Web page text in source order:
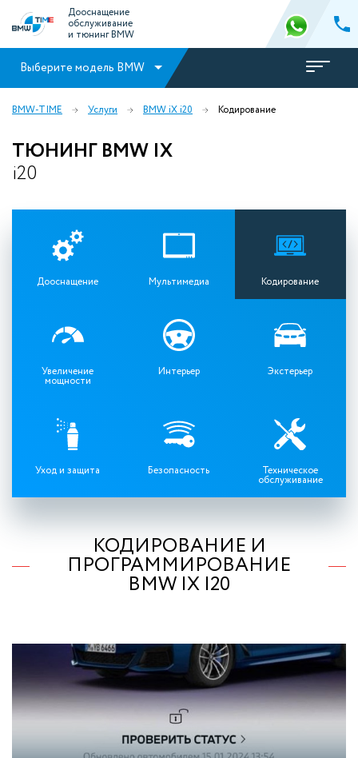
Дооснащение
обслуживание
и тюнинг BMW
Выберите модель BMW
BMW-TIME Услуги BMW iX i20 Кодирование
ТЮНИНГ BMW IX
i20
Дооснащение Мультимедиа Кодирование
Увеличение
мощности
Интерьер Экстерьер
Уход и защита Безопасность Техническое
обслуживание
КОДИРОВАНИЕ И
ПРОГРАММИРОВАНИЕ
BMW IX I20